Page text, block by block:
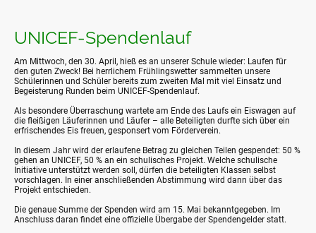
UNICEF-Spendenlauf
Am Mittwoch, den 30. April, hieß es an unserer Schule wieder: Laufen für
den guten Zweck! Bei herrlichem Frühlingswetter sammelten unsere
Schülerinnen und Schüler bereits zum zweiten Mal mit viel Einsatz und
Begeisterung Runden beim UNICEF-Spendenlauf.
Als besondere Überraschung wartete am Ende des Laufs ein Eiswagen auf
die fleißigen Läuferinnen und Läufer – alle Beteiligten durfte sich über ein
erfrischendes Eis freuen, gesponsert vom Förderverein.
In diesem Jahr wird der erlaufene Betrag zu gleichen Teilen gespendet: 50 %
gehen an UNICEF, 50 % an ein schulisches Projekt. Welche schulische
Initiative unterstützt werden soll, dürfen die beteiligten Klassen selbst
vorschlagen. In einer anschließenden Abstimmung wird dann über das
Projekt entschieden.
Die genaue Summe der Spenden wird am 15. Mai bekanntgegeben. Im
Anschluss daran findet eine offizielle Übergabe der Spendengelder statt.